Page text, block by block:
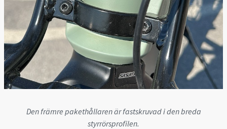
Den främre pakethållaren är fastskruvad i den breda
styrrörsprofilen.